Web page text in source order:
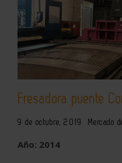
Fresadora puente
9 de octubre, 2019 Mercado
Año: 2014